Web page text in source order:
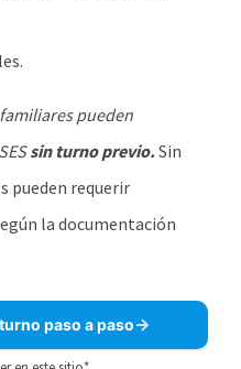
pueden
sin turno previo.Sin
pueden requerir
la documentación
paso a paso